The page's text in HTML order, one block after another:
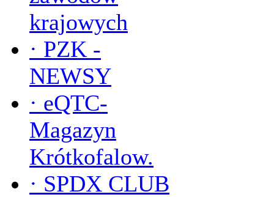
krajowych
· PZK -
NEWSY
· eQTC-
Magazyn
Krótkofalow.
· SPDX CLUB